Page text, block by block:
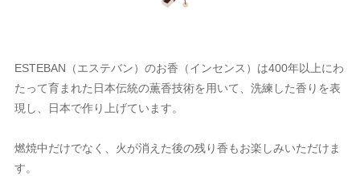
ESTEBAN（エステバン）のお香（インセンス）は400年以上にわ
たって育まれた日本伝統の薫香技術を用いて、洗練した香りを表
現し、日本で作り上げています。
燃焼中だけでなく、火が消えた後の残り香もお楽しみいただけま
す。